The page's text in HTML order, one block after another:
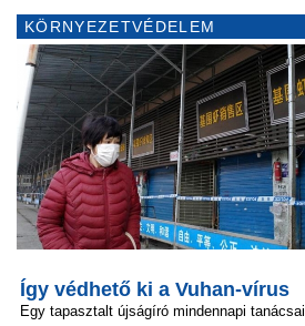
KÖRNYEZETVÉDELEM
Így védhető ki a Vuhan-vírus
Egy tapasztalt újságíró mindennapi tanácsai